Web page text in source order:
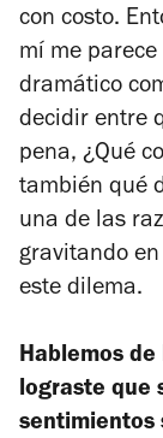
con costo.
mí me
dramático
decidir entre
pena, ¿Qué
también qué
una de las
gravitando
este dilema.
Hablemos de
lograste que
sentimientos